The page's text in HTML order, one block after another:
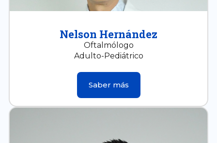
Nelson Hernández
Oftalmólogo
Adulto-Pediátrico
Saber más